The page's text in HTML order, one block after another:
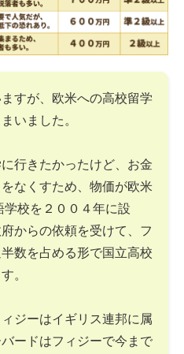
すが、欧米への高校留学
いました。
行きたかったけど、お金
なくすため、物価が欧米
校を２００４年に設
からの依頼を受けて、フ
数を占める形で国立高校
。
ジーはイギリス連邦に属
ードはフィジーで今まで